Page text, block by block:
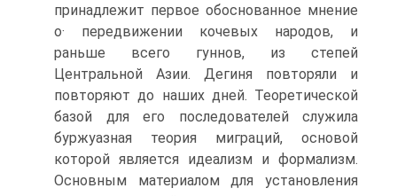
принадлежит первое обоснованное мнение
о· передвижении кочевых народов, и
раньше всего гуннов, из степей
Центральной Азии. Дегиня повторяли и
повторяют до наших дней. Теоре­тической
базой для его последователей служила
буржуазная теория миграций, основой
которой является идеализм и фор­мализм.
Основным материалом для установления